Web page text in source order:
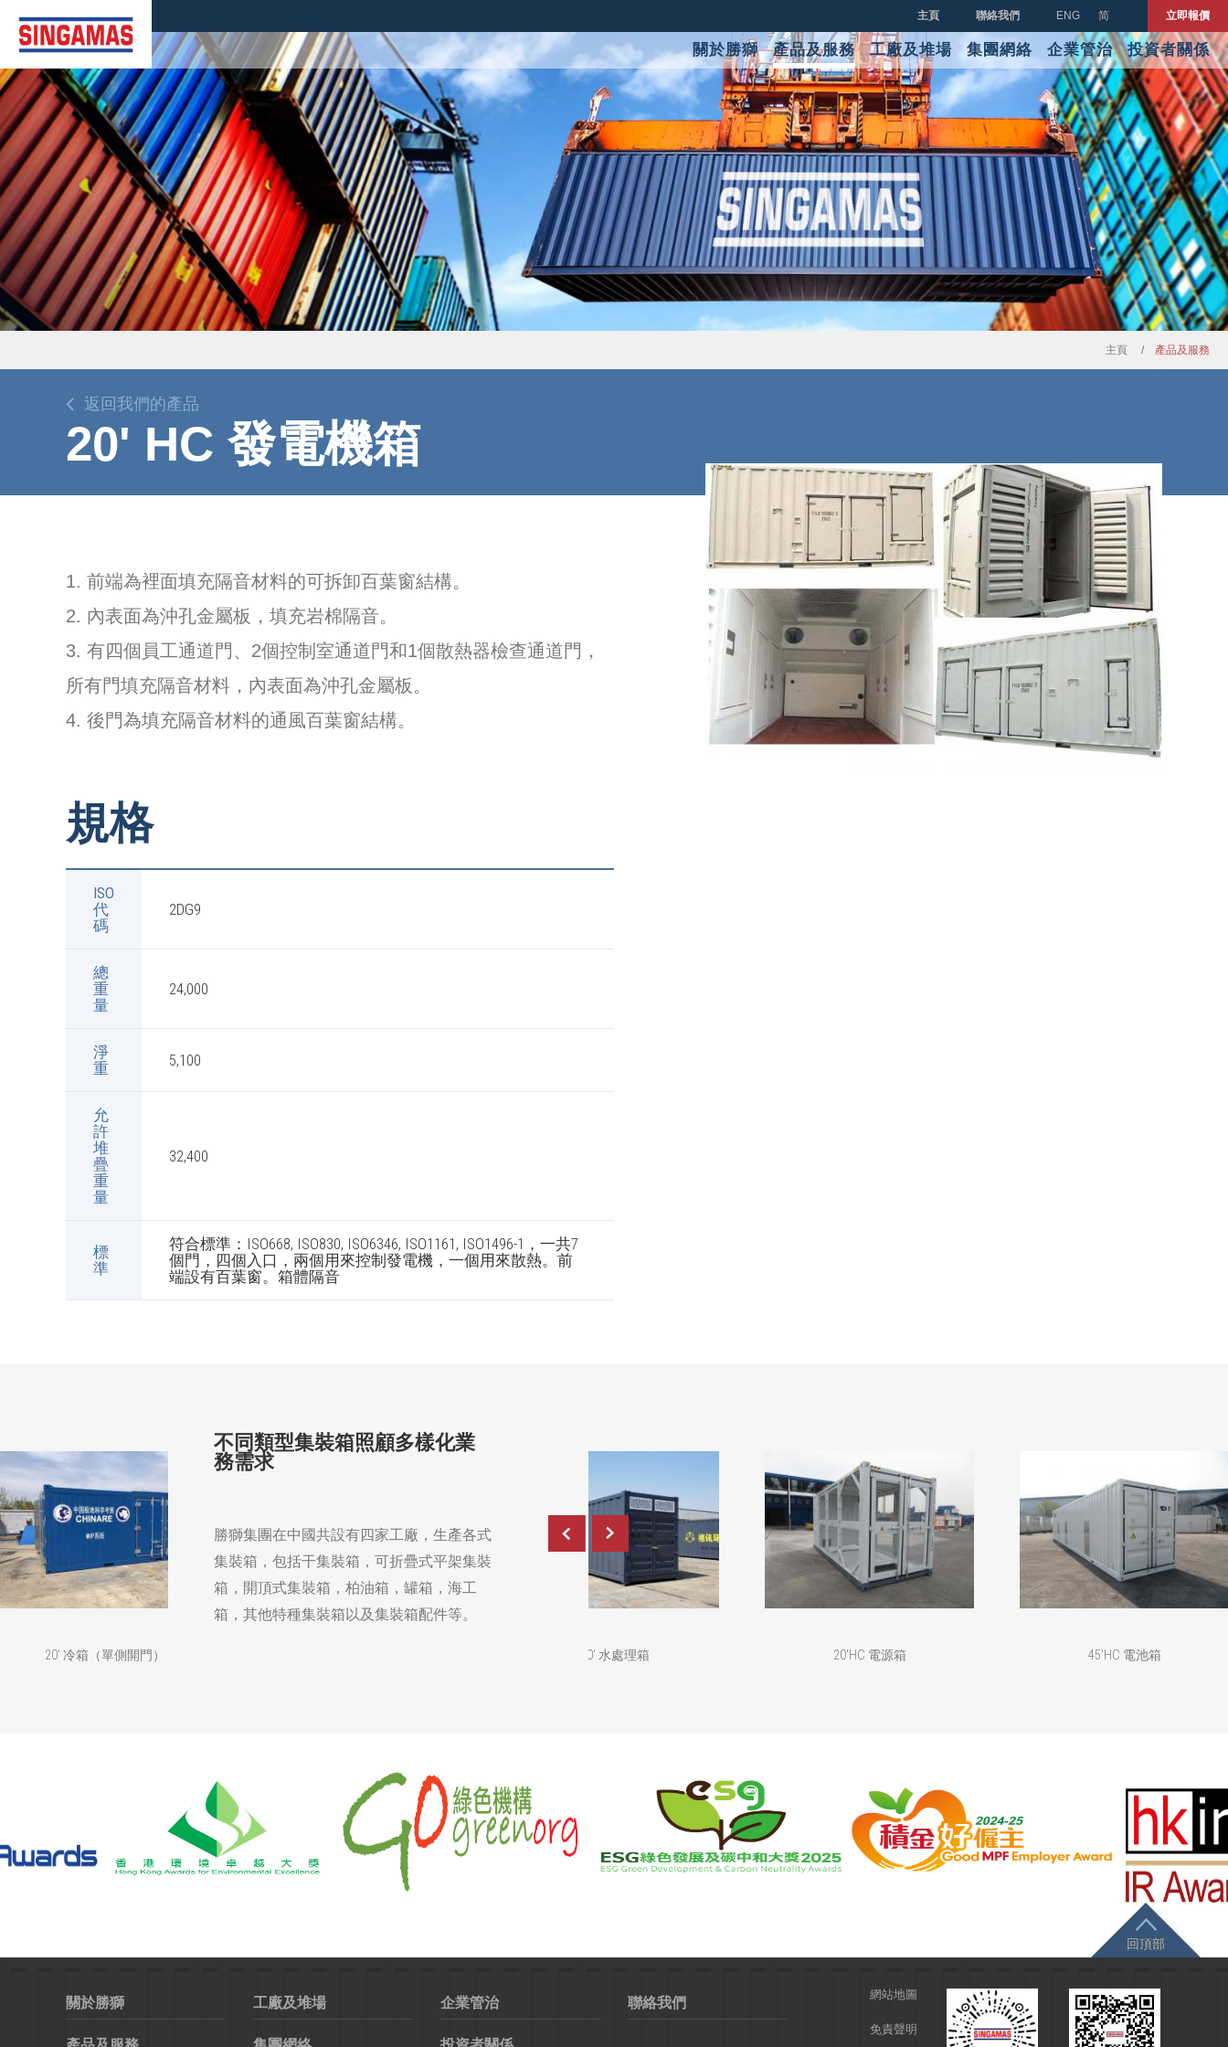
主頁 聯絡我們 ENG 简
關於勝獅 產品及服務 工廠及堆場 集團網絡 企業管治 投資者關係
立即報價
主頁 產品及服務
返回我們的產品
20' HC 發電機箱
1. 前端為裡面填充隔音材料的可拆卸百葉窗結構。
2. 內表面為沖孔金屬板，填充岩棉隔音。
3. 有四個員工通道門、2個控制室通道門和1個散熱器檢查通道門，
所有門填充隔音材料，內表面為沖孔金屬板。
4. 後門為填充隔音材料的通風百葉窗結構。
規格
ISO
代
碼
2DG9
總
重
量
24,000
淨
重
5,100
允
許
堆
疊
重
量
32,400
標
準
符合標準：ISO668, ISO830, ISO6346, ISO1161, ISO1496-1，一共7
個門，四個入口，兩個用來控制發電機，一個用來散熱。前
端設有百葉窗。箱體隔音
不同類型集裝箱照顧多樣化業
務需求
勝獅集團在中國共設有四家工廠，生產各式
集裝箱，包括干集裝箱，可折疊式平架集裝
箱，開頂式集裝箱，柏油箱，罐箱，海工
箱，其他特種集裝箱以及集裝箱配件等。
20' 冷箱（單側開門） 40' 水處理箱 20'HC 電源箱 45'HC 電池箱
回頂部
關於勝獅 工廠及堆場 企業管治 聯絡我們
網站地圖
免責聲明